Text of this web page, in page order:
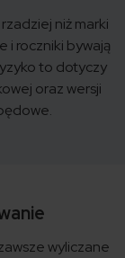
niż marki
i roczniki bywają
to dotyczy
oraz wersji
wyliczane